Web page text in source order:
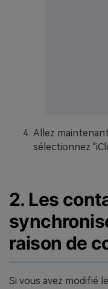
Allez
sélectionnez
2. Les
raison de
Si vous avez modifié